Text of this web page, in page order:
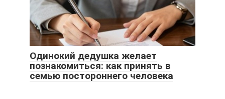
Одинокий дедушка желает
познакомиться: как принять в
семью постороннего человека